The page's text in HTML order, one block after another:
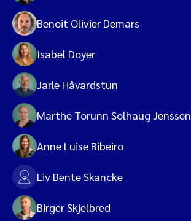
Benoit Olivier Demars
Isabel Doyer
Jarle Håvardstun
Marthe Torunn Solhaug Jenssen
Anne Luise Ribeiro
Liv Bente Skancke
Birger Skjelbred